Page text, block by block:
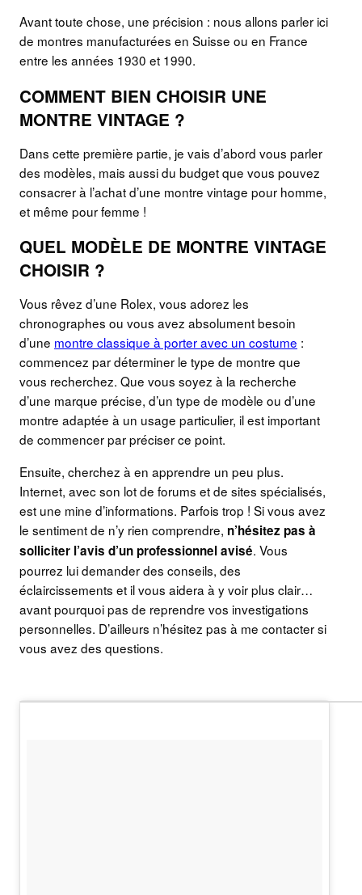
Avant toute chose, une précision : nous allons parler ici
de montres manufacturées en Suisse ou en France
entre les années 1930 et 1990.
COMMENT BIEN CHOISIR UNE
MONTRE VINTAGE ?
Dans cette première partie, je vais d’abord vous parler
des modèles, mais aussi du budget que vous pouvez
consacrer à l’achat d’une montre vintage pour homme,
et même pour femme !
QUEL MODÈLE DE MONTRE VINTAGE
CHOISIR ?
Vous rêvez d’une Rolex, vous adorez les
chronographes ou vous avez absolument besoin
d’une montre classique à porter avec un costume :
commencez par déterminer le type de montre que
vous recherchez. Que vous soyez à la recherche
d’une marque précise, d’un type de modèle ou d’une
montre adaptée à un usage particulier, il est important
de commencer par préciser ce point.
Ensuite, cherchez à en apprendre un peu plus.
Internet, avec son lot de forums et de sites spécialisés,
est une mine d’informations. Parfois trop ! Si vous avez
le sentiment de n’y rien comprendre, n’hésitez pas à
solliciter l’avis d’un professionnel avisé. Vous
pourrez lui demander des conseils, des
éclaircissements et il vous aidera à y voir plus clair…
avant pourquoi pas de reprendre vos investigations
personnelles. D’ailleurs n’hésitez pas à me contacter si
vous avez des questions.